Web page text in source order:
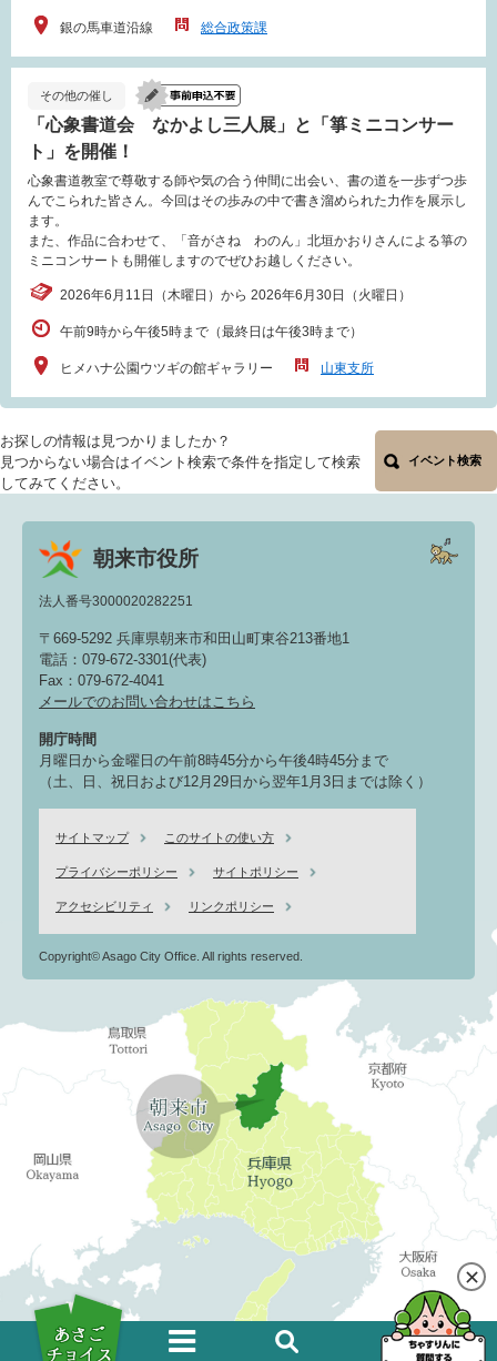
銀の馬車道沿線 総合政策課
その他の催し
「心象書道会 なかよし三人展」と「箏ミニコンサー
ト」を開催！
心象書道教室で尊敬する師や気の合う仲間に出会い、書の道を一歩ずつ歩
んでこられた皆さん。今回はその歩みの中で書き溜められた力作を展示し
ます。
また、作品に合わせて、「音がさね わのん」北垣かおりさんによる箏の
ミニコンサートも開催しますのでぜひお越しください。
2026年6月11日（木曜日）から 2026年6月30日（火曜日）
午前9時から午後5時まで（最終日は午後3時まで）
ヒメハナ公園ウツギの館ギャラリー 山東支所
お探しの情報は見つかりましたか？
見つからない場合はイベント検索で条件を指定して検索
してみてください。
イベント検索
朝来市役所
法人番号3000020282251
〒669-5292 兵庫県朝来市和田山町東谷213番地1
電話：079-672-3301(代表)
Fax：079-672-4041
メールでのお問い合わせはこちら
開庁時間
月曜日から金曜日の午前8時45分から午後4時45分まで
（土、日、祝日および12月29日から翌年1月3日までは除く）
サイトマップ このサイトの使い方
プライバシーポリシー サイトポリシー
アクセシビリティ リンクポリシー
Copyright© Asago City Office. All rights reserved.